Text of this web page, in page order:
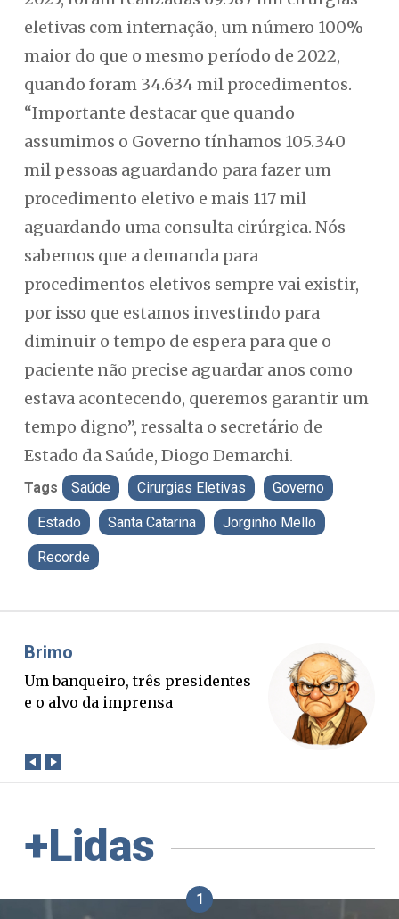
eletivas com internação, um número 100%
maior do que o mesmo período de 2022,
quando foram 34.634 mil procedimentos.
“Importante destacar que quando
assumimos o Governo tínhamos 105.340
mil pessoas aguardando para fazer um
procedimento eletivo e mais 117 mil
aguardando uma consulta cirúrgica. Nós
sabemos que a demanda para
procedimentos eletivos sempre vai existir,
por isso que estamos investindo para
diminuir o tempo de espera para que o
paciente não precise aguardar anos como
estava acontecendo, queremos garantir um
tempo digno”, ressalta o secretário de
Estado da Saúde, Diogo Demarchi.
Tags Saúde Cirurgias Eletivas Governo
Estado Santa Catarina Jorginho Mello
Recorde
Misael Elias
O Boato corre mais rápido que a
verdade. Mas quem paga a
+Lidas
1